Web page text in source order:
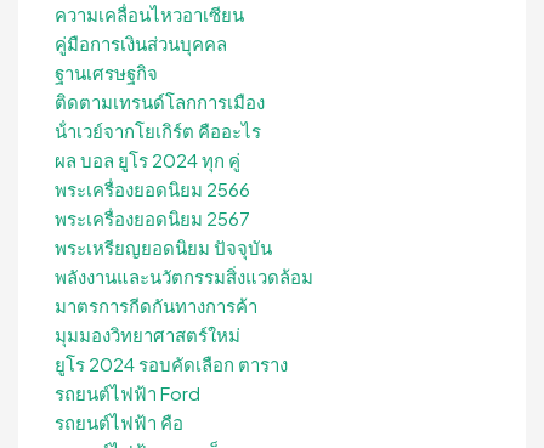
ความเคลื่อนไหวอาเซียน
คู่มือการเงินส่วนบุคคล
ฐานเศรษฐกิจ
ติดตามเทรนด์โลกการเมือง
น้ําเวย์จากโยเกิร์ต คืออะไร
ผล บอล ยูโร 2024 ทุก คู่
พระเครื่องยอดนิยม 2566
พระเครื่องยอดนิยม 2567
พระเหรียญยอดนิยม ปัจจุบัน
พลังงานและนวัตกรรมสิ่งแวดล้อม
มาตรการกีดกันทางการค้า
มุมมองวิทยาศาสตร์ใหม่
ยูโร 2024 รอบคัดเลือก ตาราง
รถยนต์ไฟฟ้า Ford
รถยนต์ไฟฟ้า คือ